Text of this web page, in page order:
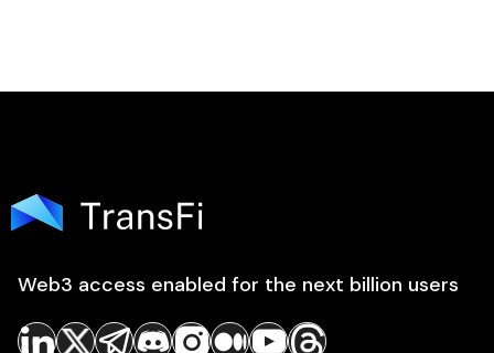
Web3 access enabled for the next billion users